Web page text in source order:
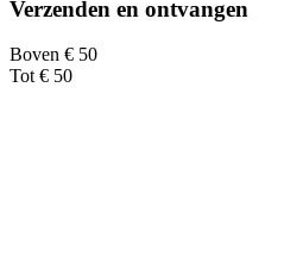
Verzenden en ontvangen
Boven € 50
Tot € 50